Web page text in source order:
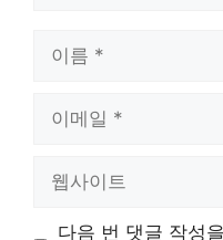
다음 번 댓글 작성